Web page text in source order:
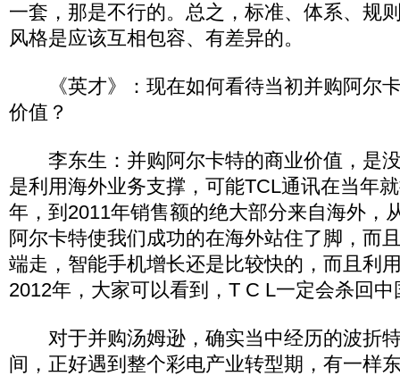
一套，那是不行的。总之，标准、体系、规
风格是应该互相包容、有差异的。
《英才》：现在如何看待当初并购阿尔
价值？
李东生：并购阿尔卡特的商业价值，是
是利用海外业务支撑，可能TCL通讯在当年
年，到2011年销售额的绝大部分来自海外，
阿尔卡特使我们成功的在海外站住了脚，而
端走，智能手机增长还是比较快的，而且利
2012年，大家可以看到，T C L一定会杀回中
对于并购汤姆逊，确实当中经历的波折
间，正好遇到整个彩电产业转型期，有一样